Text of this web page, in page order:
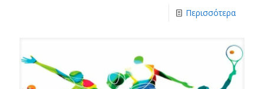
Περισσότερα